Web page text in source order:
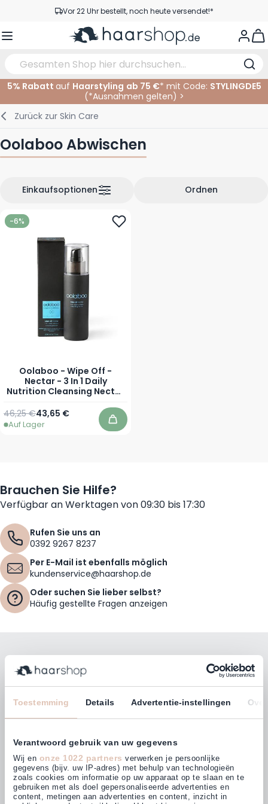
Toestemming Details Advertentie-instellingen Over
Verantwoord gebruik van uw gegevens
Wij en onze 1022 partners verwerken je persoonlijke
gegevens (bijv. uw IP-adres) met behulp van technologieën
zoals cookies om informatie op uw apparaat op te slaan en te
gebruiken met als doel gepersonaliseerde advertenties en
content, metingen aan advertenties en content, inzicht in
Zum Inhalt springenVor 22 Uhr bestellt, noch heute versendet!*
Versandkostenfrei ab 39 €
Haarpflege
Haarfarbe
Gesichtspflege
Bräunungsprodukte
Augenpflege
Augenbrauen
Lippen
Zubehör
Nagelprodukte
Haarprodukte
Bartpflege
Elektrisch
Schneidzubehör
Im Salon
Haarfarbe
Dauernwelle
5% Rabatt auf Haarstyling ab 75 €* mit Code: STYLINGDE5
(*Ausnahmen gelten) >
Zurück zur Skin Care
Oolaboo Abwischen
Ordnen
Einkaufsoptionen
-6%
Oolaboo - Wipe Off -
Nectar - 3 In 1 Daily
Nutrition Cleansing Nectar
Sonderpreis
43,65 €
Regulärer Preis
46,25 €
Auf Lager In den Warenkorb
Brauchen Sie Hilfe?
Verfügbar an Werktagen von 09:30 bis 17:30
Rufen Sie uns an
0392 9267 8237
Per E-Mail ist ebenfalls möglich
kundenservice@haarshop.de
Oder suchen Sie lieber selbst?
Häufig gestellte Fragen anzeigen
Bleiben Sie mit unserem Newsletter auf dem
Laufenden!
E-Mailadresse
Abonnieren
Kunden bewerten uns mit